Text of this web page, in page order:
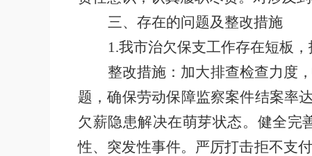
三、存在的问题及整改措施
1.我市治欠保支工作存在短板，
整改措施：加大排查检查力度
题，确保劳动保障监察案件结案率
欠薪隐患解决在萌芽状态。健全完
性、突发性事件。严厉打击拒不支